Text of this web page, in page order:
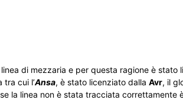
di mezzaria e per questa ragione è
tra cui l’Ansa, è stato licenziato dalla Avr, il
la linea non è stata tracciata correttamente